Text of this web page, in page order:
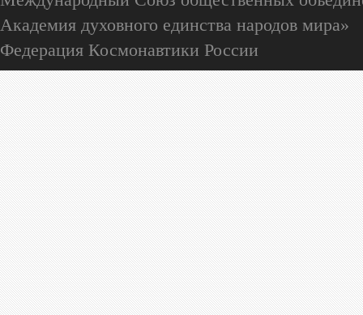
Академия духовного единства народов мира»
Федерация Космонавтики России